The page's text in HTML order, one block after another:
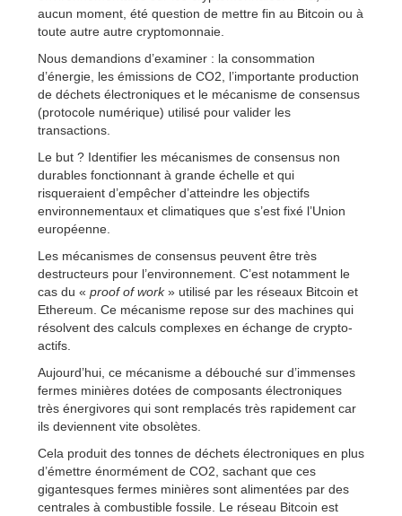
aucun moment, été question de mettre fin au Bitcoin ou à
toute autre autre cryptomonnaie.
Nous demandions d’examiner : la consommation
d’énergie, les émissions de CO2, l’importante production
de déchets électroniques et le mécanisme de consensus
(protocole numérique) utilisé pour valider les
transactions.
Le but ? Identifier les mécanismes de consensus non
durables fonctionnant à grande échelle et qui
risqueraient d’empêcher d’atteindre les objectifs
environnementaux et climatiques que s’est fixé l’Union
européenne.
Les mécanismes de consensus peuvent être très
destructeurs pour l’environnement. C’est notamment le
cas du « proof of work» utilisé par les réseaux Bitcoin et
Ethereum. Ce mécanisme repose sur des machines qui
résolvent des calculs complexes en échange de crypto-
actifs.
Aujourd’hui, ce mécanisme a débouché sur d’immenses
fermes minières dotées de composants électroniques
très énergivores qui sont remplacés très rapidement car
ils deviennent vite obsolètes.
Cela produit des tonnes de déchets électroniques en plus
d’émettre énormément de CO2, sachant que ces
gigantesques fermes minières sont alimentées par des
centrales à combustible fossile. Le réseau Bitcoin est